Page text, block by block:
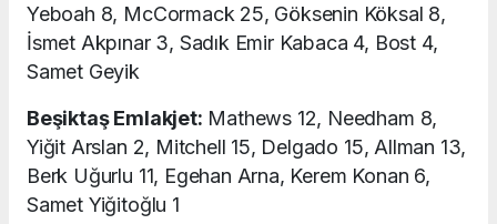
Yeboah 8, McCormack 25, Göksenin Köksal 8,
İsmet Akpınar 3, Sadık Emir Kabaca 4, Bost 4,
Samet Geyik
Beşiktaş Emlakjet: Mathews 12, Needham 8,
Yiğit Arslan 2, Mitchell 15, Delgado 15, Allman 13,
Berk Uğurlu 11, Egehan Arna, Kerem Konan 6,
Samet Yiğitoğlu 1